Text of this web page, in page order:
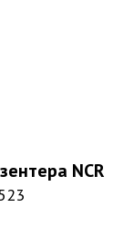
NCR